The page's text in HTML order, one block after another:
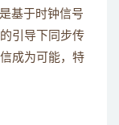
基于时钟信号
引导下同步传
成为可能，特